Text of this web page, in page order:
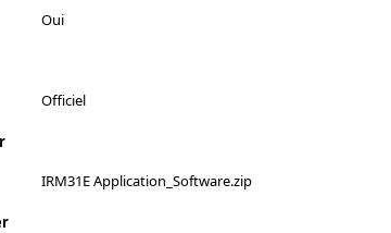
Oui
Officiel
IRM31E Application_Software.zip